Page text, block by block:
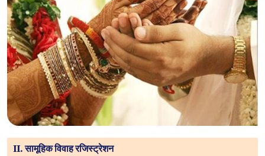
II. सामूहिक विवाह रजिस्ट्रेशन